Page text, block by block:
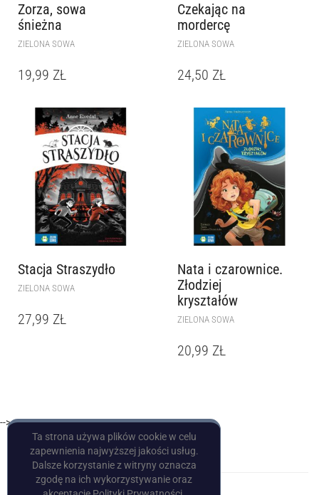
Zorza, sowa
śnieżna
ZIELONA SOWA
19,99 ZŁ
Czekając na
mordercę
ZIELONA SOWA
24,50 ZŁ
Stacja Straszydło
ZIELONA SOWA
27,99 ZŁ
Nata i czarownice.
Złodziej
kryształów
ZIELONA SOWA
20,99 ZŁ
-->
Ta strona używa plików cookie w celu
zapewnienia najwyższej jakości usług.
Dalsze korzystanie z witryny oznacza
zgodę na ich wykorzystywanie oraz